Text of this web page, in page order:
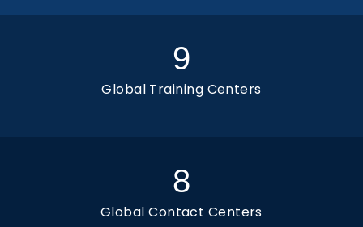
9
Global Training Centers
8
Global Contact Centers